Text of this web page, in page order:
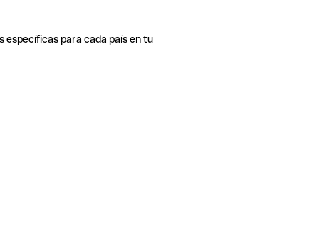
específicas para cada país en tu